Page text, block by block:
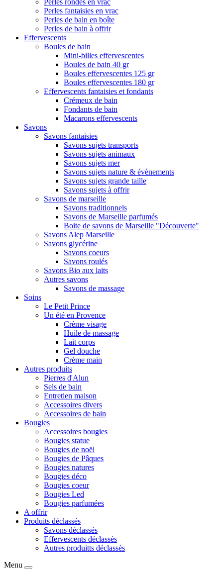
Perles rondes en vrac
Perles fantaisies en vrac
Perles de bain en boîte
Perles de bain à offrir
Effervescents
Boules de bain
Mini-billes effervescentes
Boules de bain 40 gr
Boules effervescentes 125 gr
Boules effervescentes 180 gr
Effervescents fantaisies et fondants
Crémeux de bain
Fondants de bain
Macarons effervescents
Savons
Savons fantaisies
Savons sujets transports
Savons sujets animaux
Savons sujets mer
Savons sujets nature & évènements
Savons sujets grande taille
Savons sujets à offrir
Savons de marseille
Savons traditionnels
Savons de Marseille parfumés
Boite de savons de Marseille "Découverte"
Savons Alep Marseille
Savons glycérine
Savons coeurs
Savons roulés
Savons Bio aux laits
Autres savons
Savons de massage
Soins
Le Petit Prince
Un été en Provence
Crème visage
Huile de massage
Lait corps
Gel douche
Crème main
Autres produits
Pierres d'Alun
Sels de bain
Entretien maison
Accessoires divers
Accessoires de bain
Bougies
Accessoires bougies
Bougies statue
Bougies de noël
Bougies de Pâques
Bougies natures
Bougies déco
Bougies coeur
Bougies Led
Bougies parfumées
A offrir
Produits déclassés
Savons déclassés
Effervescents déclassés
Autres produitts déclassés
Menu